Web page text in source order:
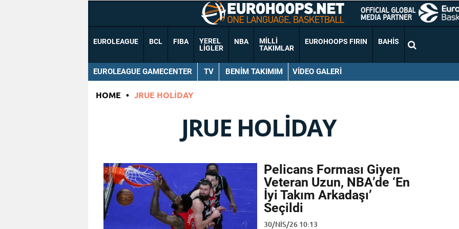
EUROLEAGUE BCL FIBA
YEREL
LIGLER
NBA
MILLI
TAKIMLAR
EUROHOOPS FIRIN BAHIS
EUROLEAGUE GAMECENTER TV BENIM TAKIMIM VIDEO GALERI
HOME • JRUE HOLIDAY
JRUE HOLIDAY
Pelicans Forması Giyen
Veteran Uzun, NBA’de ‘En
İyi Takım Arkadaşı’
Seçildi
30/NIS/26 10:13